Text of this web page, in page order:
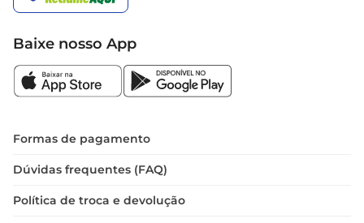
Baixe nosso App
Formas de pagamento
Dúvidas frequentes (FAQ)
Política de troca e devolução